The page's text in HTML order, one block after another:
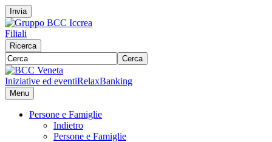
Invia
Filiali
Ricerca
Cerca
Iniziative ed eventiRelaxBanking
Menu
Persone e Famiglie
Indietro
Persone e Famiglie